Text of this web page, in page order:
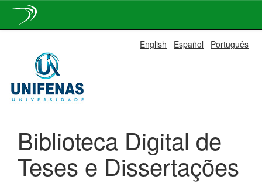
navigation
English Español Português
Biblioteca Digital de
Teses e Dissertações